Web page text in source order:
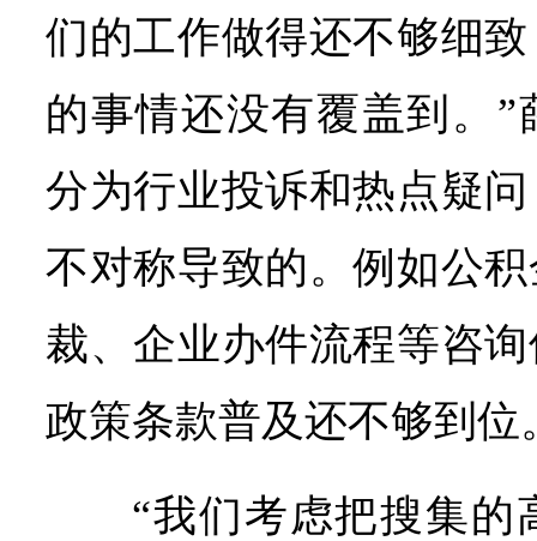
们的工作做得还不够细
的事情还没有覆盖到。
分为行业投诉和热点疑
不对称导致的。例如公
裁、企业办件流程等咨
政策条款普及还不够到位
“我们考虑把搜集的